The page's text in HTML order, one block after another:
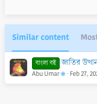
Similar content
বাংলা বই জাতির
Abu Umar Feb 27,